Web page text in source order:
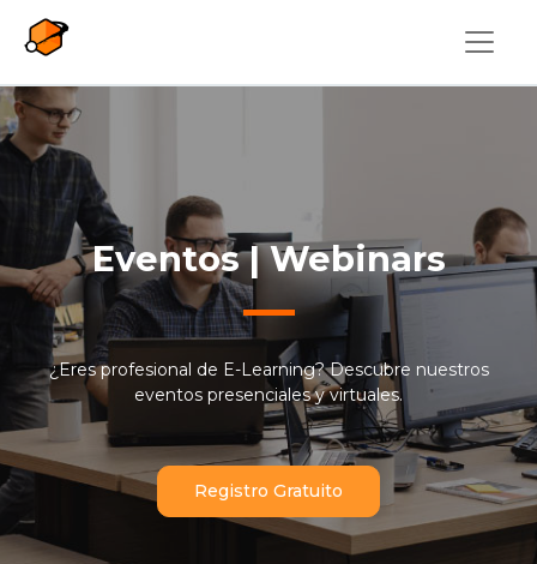
Eventos | Webinars
¿Eres profesional de E-Learning? Descubre nuestros
eventos presenciales y virtuales.
Registro Gratuito